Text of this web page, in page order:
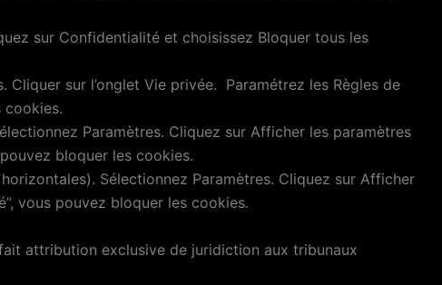
sur Confidentialité et choisissez Bloquer tous les
sur l’onglet Vie privée. Paramétrez les Règles de
cookies.
Paramètres. Cliquez sur Afficher les paramètres
bloquer les cookies.
Sélectionnez Paramètres. Cliquez sur Afficher
vous pouvez bloquer les cookies.
attribution exclusive de juridiction aux tribunaux